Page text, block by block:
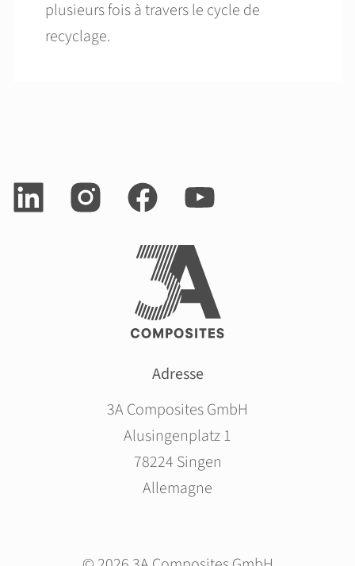
plusieurs fois à travers le cycle de
recyclage.
Adresse
3A Composites GmbH
Alusingenplatz 1
78224 Singen
Allemagne